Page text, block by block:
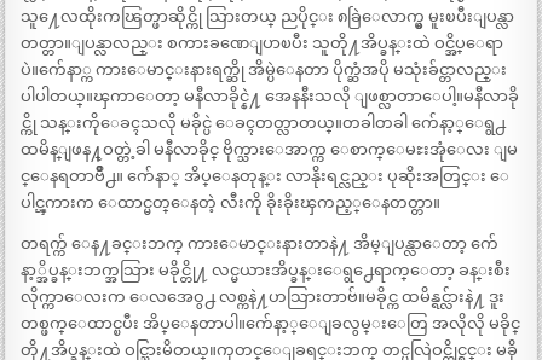
သူ႔ေလထိုးကၽြတ္ဖာဆိုင္ကို သြားတယ္ ညပိုင္း ၈ခြဲေလာက္မွ မူးၿပီးျပန္လာ
တတ္တာ။ျပန္လာလည္း စကားခဏေျပာၿပီး သူတို႔အိပ္ခန္းထဲ ဝင္အိပ္ေရာ
ပဲ။က်ေနာ္က ကားေမာင္းနားရက္ဆို အိမ္ပဲေနတာ ပိုက္ဆံအပို မသုံးခ်င္တာလည္း
ပါပါတယ္။ၾကာေတာ့ မနီလာခိုင္နဲ႔ အေနနီးသလို ျဖစ္လာတာေပါ့။မနီလာခို
င္ကို သန္းကိုေခၚသလို မခိုင္ပဲ ေခၚတတ္လာတယ္။တခါတခါ က်ေနာ့္ေရွ႕
ထမိန္ျဖန႔္ဝတ္တဲ့ခါ မနီလာခိုင္ ဗိုက္သားေအာက္က ေစာက္ေမႊးအုံေလး ျမ
င္ေနရတာဗ်ိဳ႕။ က်ေနာ္ အိပ္ေနတုန္း လာနိုးရင္လည္း ပုဆိုးအတြင္း ေ
ပါင္ၾကားက ေထာင္မတ္ေနတဲ့ လီးကို ခိုးခိုးၾကည့္ေနတတ္တာ။
တရက္က် ေန႔ခင္းဘက္ ကားေမာင္းနားတာနဲ႔ အိမ္ျပန္လာေတာ့ က်ေ
နာ့္အိပ္ခန္းဘက္အသြား မခိုင္တို႔ လင္မယားအိပ္ခန္းေရွ႕ေရာက္ေတာ့ ခန္းစီး
လိုက္ကာေလးက ေလအေဝွ႕ လစ္ကနဲ႔ဟသြားတာဗ်။မခိုင္က ထမိန္ရင္လ်ားနဲ႔ ဒူး
တစ္ဖက္ေထာင္ၿပီး အိပ္ေနတာပါ။က်ေနာ့္ေျခလွမ္းေတြ အလိုလို မခိုင္
တို႔အိပ္ခန္းထဲ ဝင္သြားမိတယ္။ကုတင္ေျခရင္းဘက္ တင္ပလြဲဝင္ထိုင္ရင္း မခို